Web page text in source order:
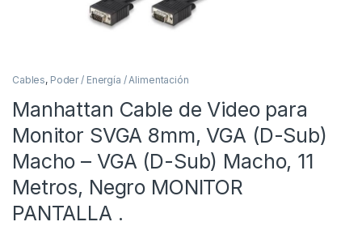
Cables, Poder / Energía / Alimentación
Manhattan Cable de Video para
Monitor SVGA 8mm, VGA (D-Sub)
Macho – VGA (D-Sub) Macho, 11
Metros, Negro MONITOR
PANTALLA .